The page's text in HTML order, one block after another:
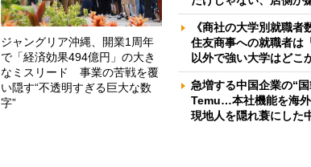
ジャングリア沖縄、開業1周年
で「経済効果494億円」の大き
なミスリード 事業の苦戦を覆
い隠す“不透明すぎる巨大な数
字”
《商社の大学別就職者
住友商事への就職者
以外で強い大学はどこ
急増する中国企業の“
Temu…本社機能を海
現地人を隠れ蓑にした